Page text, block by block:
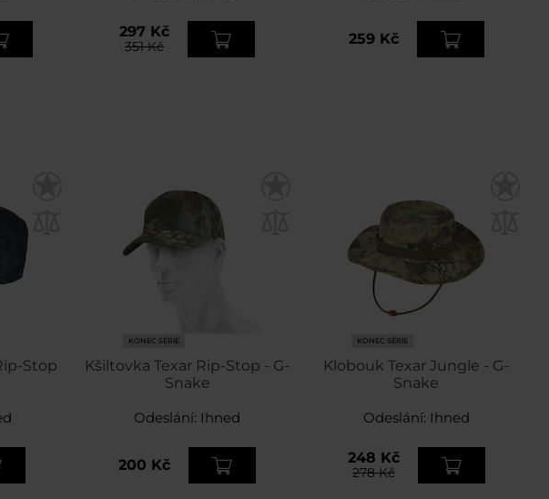
297 Kč
351 Kč 259 Kč
Stop
KONEC SÉRIE
Kšiltovka Texar Rip-Stop - G-
Snake
Odeslání: Ihned
200 Kč
KONEC SÉRIE
Klobouk Texar Jungle - G-
Snake
Odeslání: Ihned
248 Kč
278 Kč